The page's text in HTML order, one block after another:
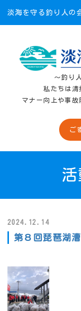
淡海を守る釣り人の
〜釣り
私たちは清
マナー向上や事故
ご
2024.12.14
第８回琵琶湖